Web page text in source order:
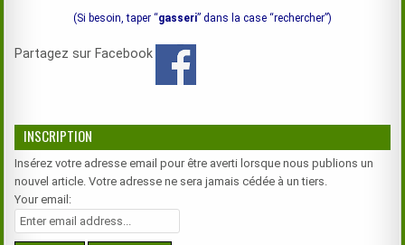
(Si besoin, taper “gasseri” dans la case “rechercher”)
Partagez sur Facebook
INSCRIPTION
Insérez votre adresse email pour être averti lorsque nous publions un
nouvel article. Votre adresse ne sera jamais cédée à un tiers.
Your email: